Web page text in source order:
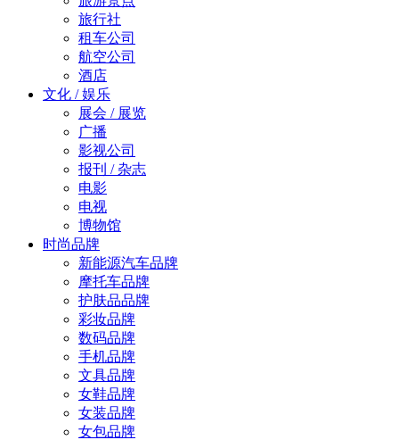
旅行社
租车公司
航空公司
酒店
文化 / 娱乐
展会 / 展览
广播
影视公司
报刊 / 杂志
电影
电视
博物馆
时尚品牌
新能源汽车品牌
摩托车品牌
护肤品品牌
彩妆品牌
数码品牌
手机品牌
文具品牌
女鞋品牌
女装品牌
女包品牌